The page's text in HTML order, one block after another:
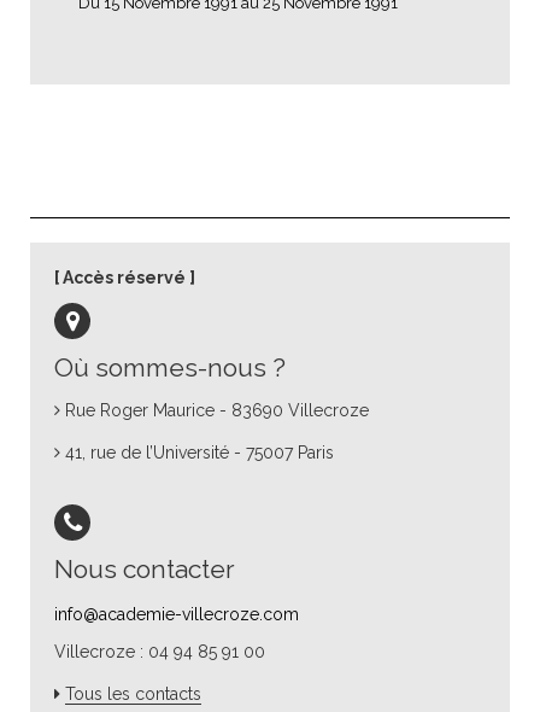
Où sommes-nous ?
Rue Roger Maurice - 83690 Villecroze
41, rue de l’Université - 75007 Paris
Nous contacter
info@academie-villecroze.com
Villecroze : 04 94 85 91 00
Tous les contacts
Accès réservé